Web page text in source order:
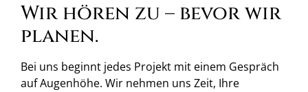
Wir hören zu – bevor wir
planen.
Bei uns beginnt jedes Projekt mit einem Gespräch
auf Augenhöhe. Wir nehmen uns Zeit, Ihre